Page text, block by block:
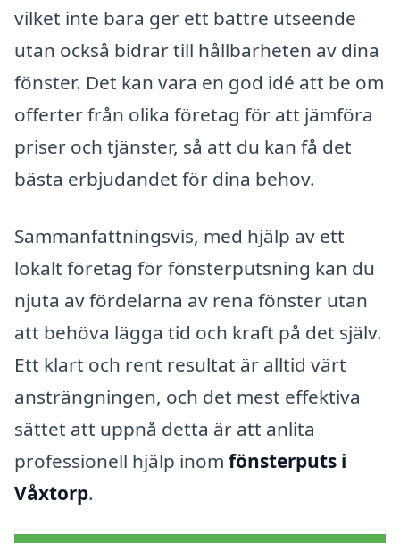
vilket inte bara ger ett bättre utseende
utan också bidrar till hållbarheten av dina
fönster. Det kan vara en god idé att be om
offerter från olika företag för att jämföra
priser och tjänster, så att du kan få det
bästa erbjudandet för dina behov.
Sammanfattningsvis, med hjälp av ett
lokalt företag för fönsterputsning kan du
njuta av fördelarna av rena fönster utan
att behöva lägga tid och kraft på det själv.
Ett klart och rent resultat är alltid värt
ansträngningen, och det mest effektiva
sättet att uppnå detta är att anlita
professionell hjälp inom fönsterputs i
Våxtorp.